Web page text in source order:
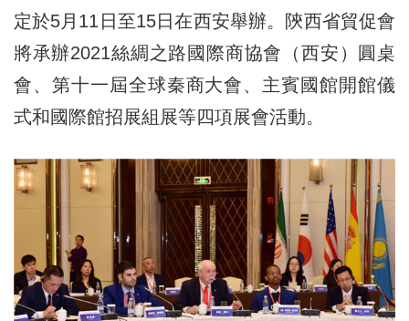
定於5月11日至15日在西安舉辦。陝西省貿促會
將承辦2021絲綢之路國際商協會（西安）圓桌
會、第十一屆全球秦商大會、主賓國館開館儀
式和國際館招展組展等四項展會活動。